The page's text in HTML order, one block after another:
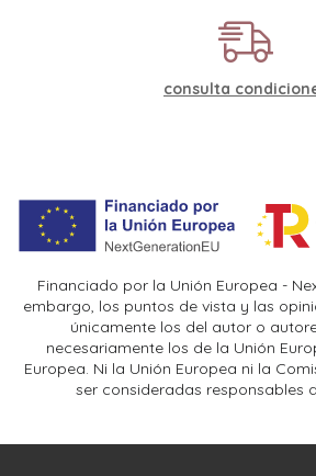
consulta
Financiado por la Unión Europea -
embargo, los puntos de vista y las
únicamente los del autor o
necesariamente los de la Unión
Europea. Ni la Unión Europea ni la
ser consideradas responsables